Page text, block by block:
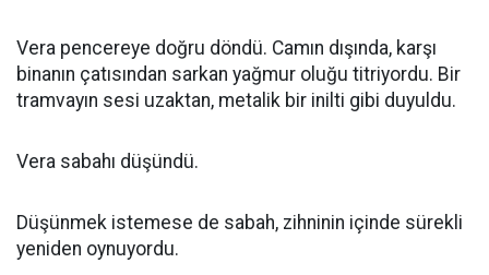
Vera pencereye doğru döndü. Camın dışında, karşı
binanın çatısından sarkan yağmur oluğu titriyordu. Bir
tramvayın sesi uzaktan, metalik bir inilti gibi duyuldu.
Vera sabahı düşündü.
Düşünmek istemese de sabah, zihninin içinde sürekli
yeniden oynuyordu.